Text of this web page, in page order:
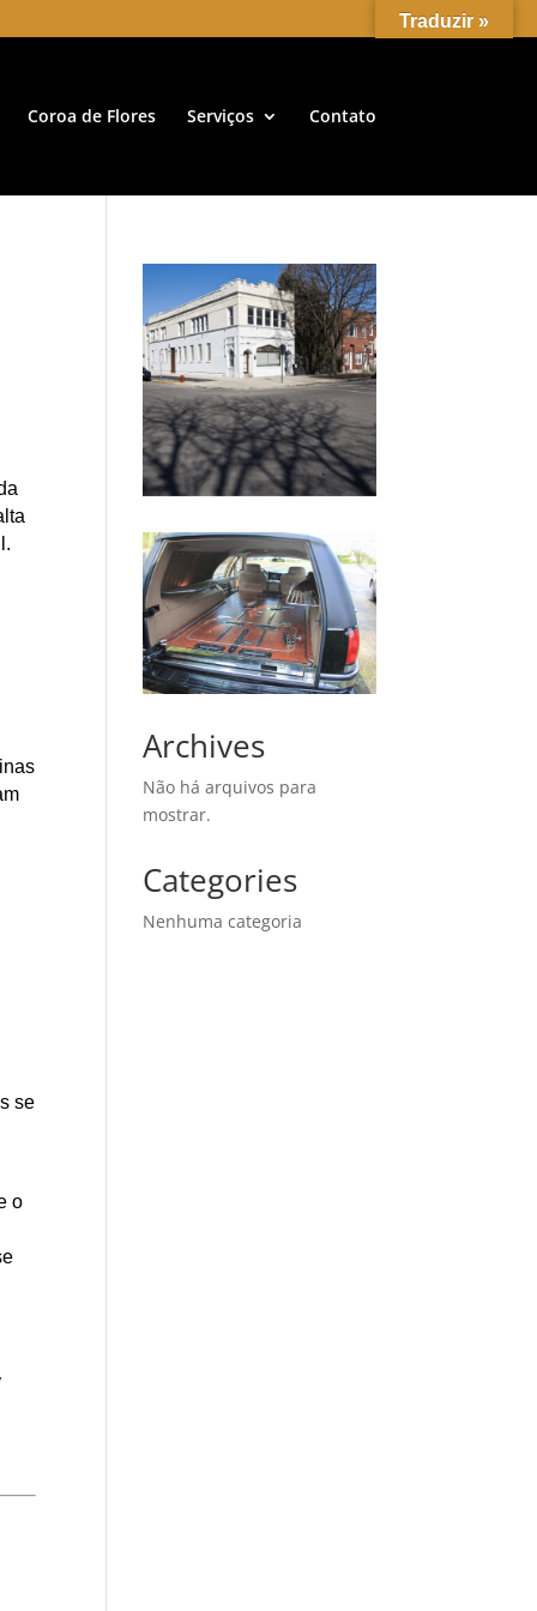
Coroa de Flores Serviços Contato
se
o
Archives
Não há arquivos para
mostrar.
Categories
Nenhuma categoria
Traduzir »